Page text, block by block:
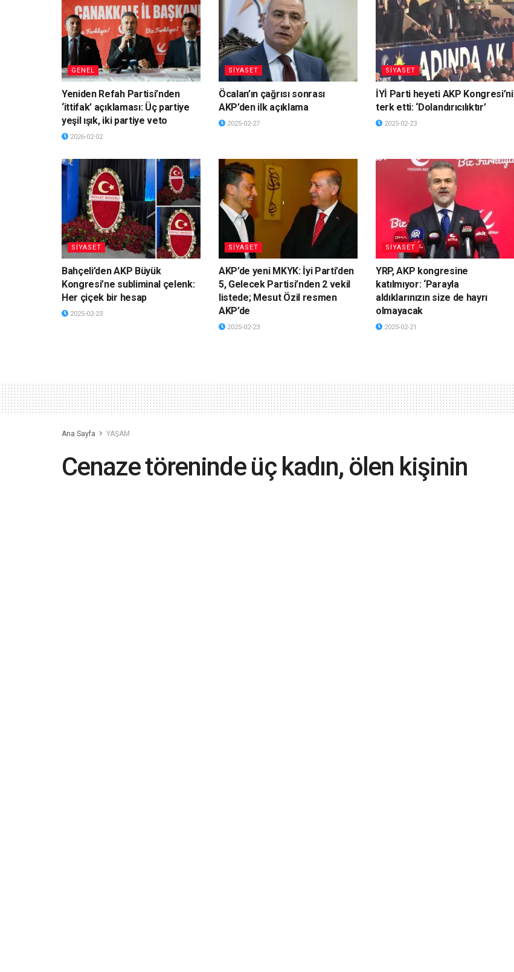
GENEL
Yeniden Refah Partisi’nden
‘ittifak’ açıklaması: Üç partiye
yeşil ışık, iki partiye veto
2026-02-02
SİYASET
Öcalan’ın çağrısı sonrası
AKP’den ilk açıklama
2025-02-27
SİYASET
İYİ Parti heyeti AKP Kongresi’ni
terk etti: ‘Dolandırıcılıktır’
2025-02-23
SİYASET
Bahçeli’den AKP Büyük
Kongresi’ne subliminal çelenk:
Her çiçek bir hesap
2025-02-23
SİYASET
AKP’de yeni MKYK: İyi Parti’den
5, Gelecek Partisi’nden 2 vekil
listede; Mesut Özil resmen
AKP’de
2025-02-23
SİYASET
YRP, AKP kongresine
katılmıyor: ‘Parayla
aldıklarınızın size de hayrı
olmayacak
2025-02-21
Ana Sayfa YAŞAM
Cenaze töreninde üç kadın, ölen kişinin